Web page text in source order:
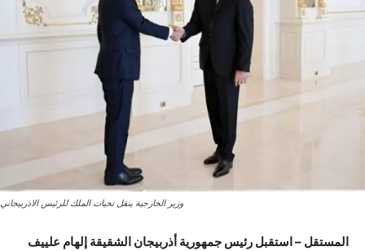
وزير الخارجية ينقل تحيات الملك للرئيس الاذربيجاني
المستقل – استقبل رئيس جمهورية أذربيجان الشقيقة إلهام علييف